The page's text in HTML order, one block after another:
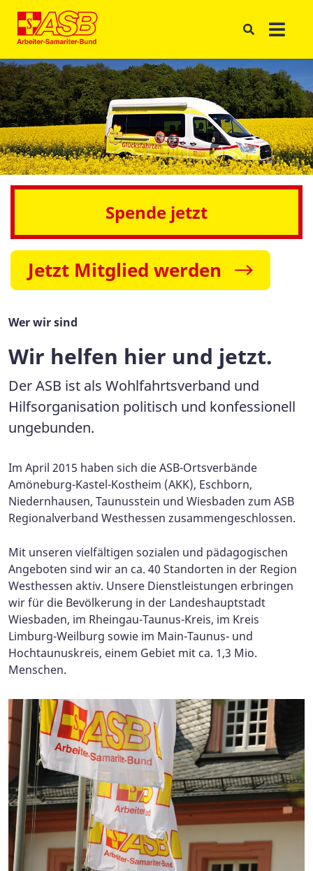
Spende jetzt
Jetzt Mitglied werden
Wer wir sind
Wir helfen hier und jetzt.
Der ASB ist als Wohlfahrtsverband und
Hilfsorganisation politisch und konfessionell
ungebunden.
Im April 2015 haben sich die ASB-Ortsverbände
Amöneburg-Kastel-Kostheim (AKK), Eschborn,
Niedernhausen, Taunusstein und Wiesbaden zum ASB
Regionalverband Westhessen zusammengeschlossen.
Mit unseren vielfältigen sozialen und pädagogischen
Angeboten sind wir an ca. 40 Standorten in der Region
Westhessen aktiv. Unsere Dienstleistungen erbringen
wir für die Bevölkerung in der Landeshauptstadt
Wiesbaden, im Rheingau-Taunus-Kreis, im Kreis
Limburg-Weilburg sowie im Main-Taunus- und
Hochtaunuskreis, einem Gebiet mit ca. 1,3 Mio.
Menschen.